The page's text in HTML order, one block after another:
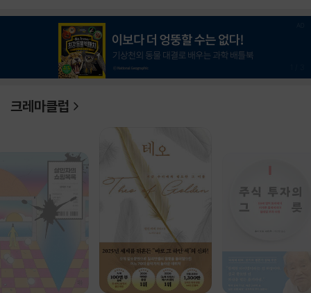
크레마클럽